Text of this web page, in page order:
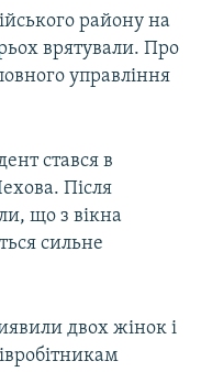
району на
врятували. Про
управління
стався в
Після
що з вікна
сильне
двох жінок і